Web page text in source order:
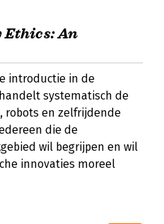
Ethics: An
introductie in de
systematisch de
robots en zelfrijdende
die de
wil begrijpen en wil
innovaties moreel